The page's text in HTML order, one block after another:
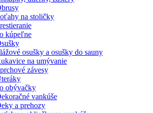
na stoličky
kúpeľne
osušky a osušky do sauny
na umývanie
závesy
obývačky
vankúše
a prehozy